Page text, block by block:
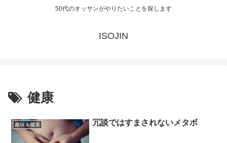
50代のオッサンがやりたいことを探します
ISOJIN
健康
趣味＆健康 冗談ではすまされないメタボ